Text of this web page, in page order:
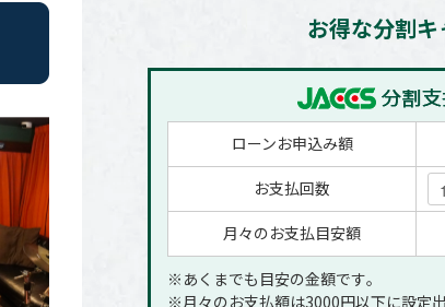
お得な分割キ
ローンお申込み額
お支払回数
月々のお支払目安額
※あくまでも目安の金額です｡
※月々のお支払額は3000円以下に設定